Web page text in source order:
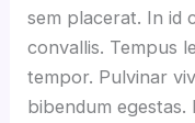
sem placerat. In id
convallis. Tempus
tempor. Pulvinar
bibendum egestas.